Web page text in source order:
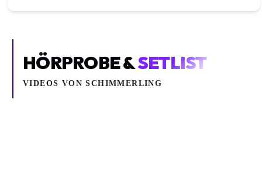
HÖRPROBE &SETLIST
VIDEOS VONSCHIMMERLING